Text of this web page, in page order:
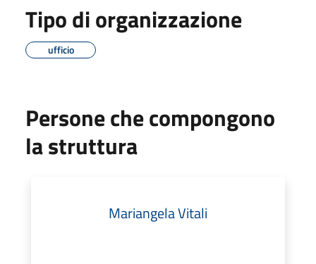
Tipo di organizzazione
ufficio
Persone che compongono
la struttura
Mariangela Vitali